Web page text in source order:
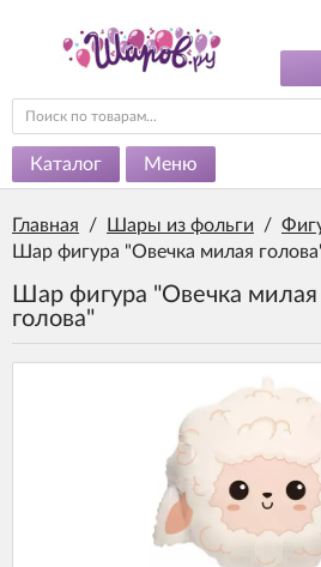
Каталог Меню
Главная / Шары из фольги /
Шар фигура "Овечка милая
Шар фигура "Овечка милая
голова"